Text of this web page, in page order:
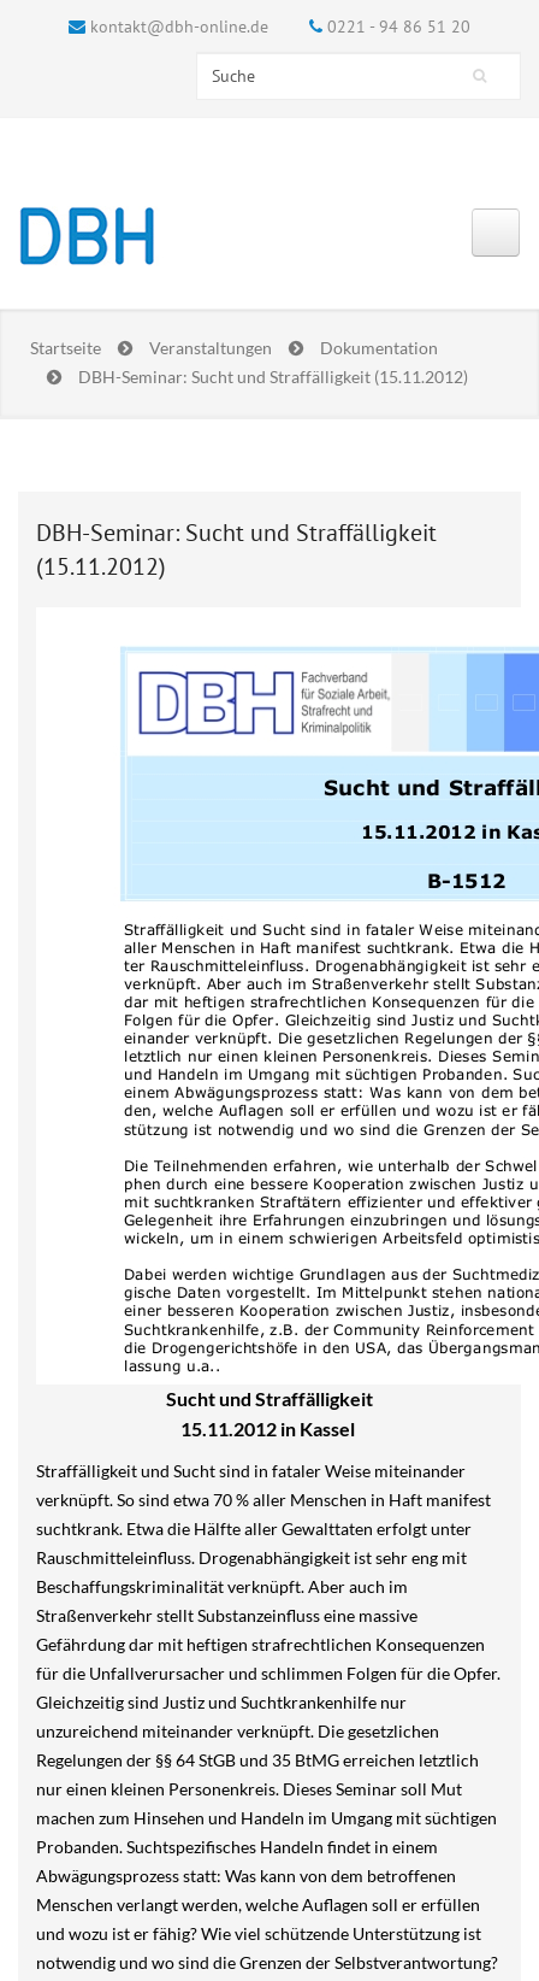
kontakt@dbh-online.de 0221 - 94 86 51 20
Suchformular
Search this site
Startseite Veranstaltungen
Dokumentation
DBH-Seminar: Sucht und Straffälligkeit (15.11.2012)
DBH-Seminar: Sucht und Straffälligkeit
(15.11.2012)
Sucht und Straffälligkeit
15.11.2012 in Kassel
Straffälligkeit und Sucht sind in fataler Weise miteinander
verknüpft. So sind etwa 70 % aller Menschen in Haft manifest
suchtkrank. Etwa die Hälfte aller Gewalttaten erfolgt unter
Rauschmitteleinfluss. Drogenabhängigkeit ist sehr eng mit
Beschaffungskriminalität verknüpft. Aber auch im
Straßenverkehr stellt Substanzeinfluss eine massive
Gefährdung dar mit heftigen strafrechtlichen Konsequenzen
für die Unfallverursacher und schlimmen Folgen für die Opfer.
Gleichzeitig sind Justiz und Suchtkrankenhilfe nur
unzureichend miteinander verknüpft. Die gesetzlichen
Regelungen der §§ 64 StGB und 35 BtMG erreichen letztlich
nur einen kleinen Personenkreis. Dieses Seminar soll Mut
machen zum Hinsehen und Handeln im Umgang mit süchtigen
Probanden. Suchtspezifisches Handeln findet in einem
Abwägungsprozess statt: Was kann von dem betroffenen
Menschen verlangt werden, welche Auflagen soll er erfüllen
und wozu ist er fähig? Wie viel schützende Unterstützung ist
notwendig und wo sind die Grenzen der Selbstverantwortung?